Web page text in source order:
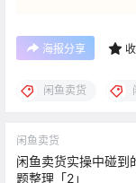
海报分享
闲鱼卖货
闲鱼卖货
闲鱼卖货实操中碰到
题整理「2」